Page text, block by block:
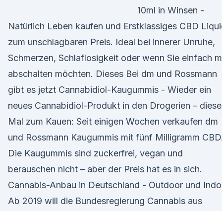
10ml in Winsen -
Natürlich Leben kaufen und Erstklassiges CBD
zum unschlagbaren Preis. Ideal bei innerer Unruhe,
Schmerzen, Schlaflosigkeit oder wenn Sie einfach
abschalten möchten. Dieses Bei dm und Rossmann
gibt es jetzt Cannabidiol-Kaugummis - Wieder ein
neues Cannabidiol-Produkt in den Drogerien –
Mal zum Kauen: Seit einigen Wochen verkaufen dm
und Rossmann Kaugummis mit fünf Milligramm CBD.
Die Kaugummis sind zuckerfrei, vegan und
berauschen nicht – aber der Preis hat es in sich.
Cannabis-Anbau in Deutschland - Outdoor und
Ab 2019 will die Bundesregierung Cannabis aus